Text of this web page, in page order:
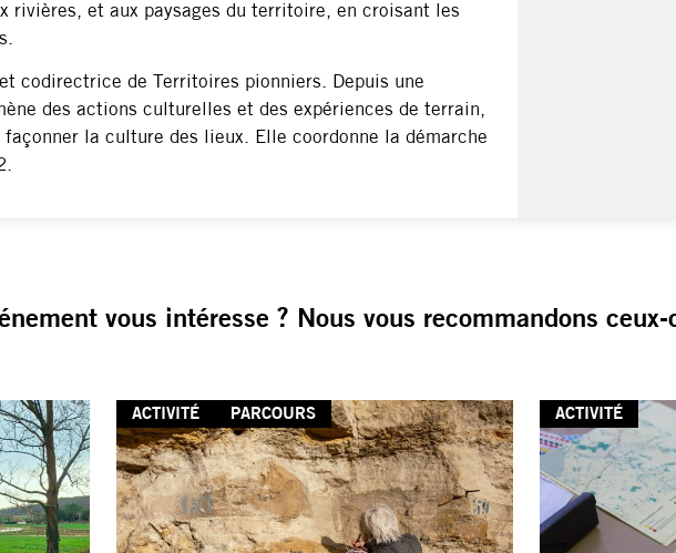
rivières, et aux paysages du territoire, en croisant les
codirectrice de Territoires pionniers. Depuis une
des actions culturelles et des expériences de terrain,
la culture des lieux. Elle coordonne la démarche
vous intéresse ? Nous vous recommandons
ACTIVITÉ PARCOURS ACTIVITÉ